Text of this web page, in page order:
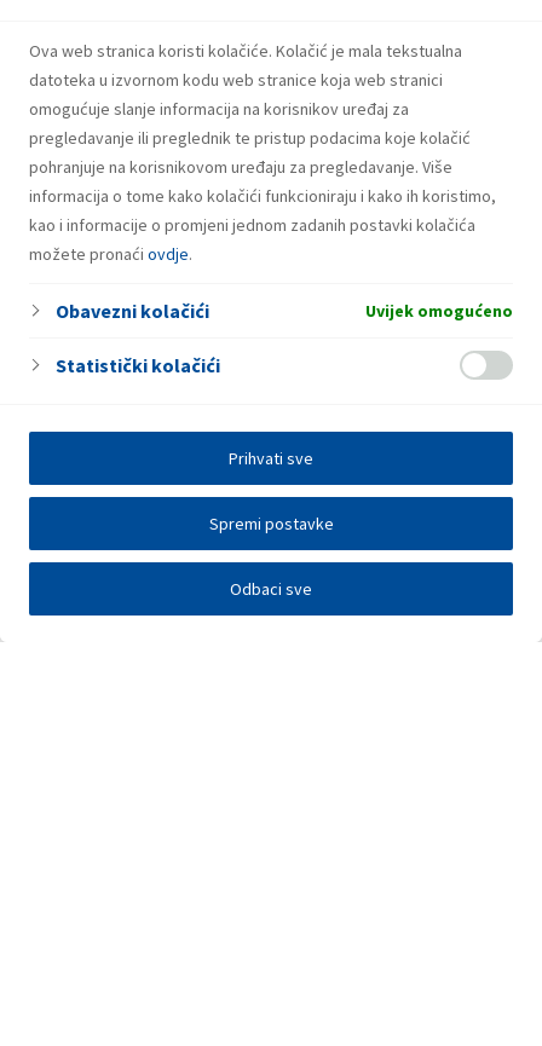
Ova web stranica koristi kolačiće. Kolačić je mala tekstualna
datoteka u izvornom kodu web stranice koja web stranici
omogućuje slanje informacija na korisnikov uređaj za
pregledavanje ili preglednik te pristup podacima koje kolačić
pohranjuje na korisnikovom uređaju za pregledavanje. Više
informacija o tome kako kolačići funkcioniraju i kako ih koristimo,
kao i informacije o promjeni jednom zadanih postavki kolačića
možete pronaći ovdje.
Obavezni kolačići Uvijek omogućeno
Statistički kolačići
Odbaci sve
Spremi postavke
Prihvati sve
Rupa 76